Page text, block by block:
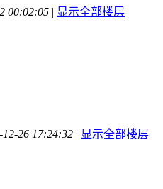
00:02:05 | 显示全部楼层
12-26 17:24:32 | 显示全部楼层